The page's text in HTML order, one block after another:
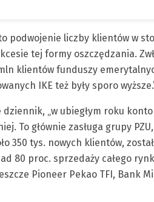
podwojenie liczby klientów w
tej formy oszczędzania.
klientów funduszy
IKE też były sporo
dziennik, „w ubiegłym roku
To głównie zasługa grupy
350 tys. nowych klientów,
80 proc. sprzedaży całego
Pioneer Pekao TFI, Bank